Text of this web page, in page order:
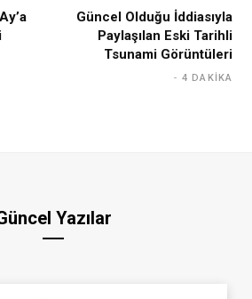
Güncel Olduğu İddiasıyla
Paylaşılan Eski Tarihli
Tsunami Görüntüleri
4 DAKIKA
Yazılar